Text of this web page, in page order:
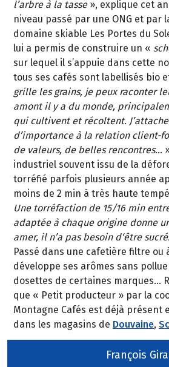
l’arbre à la tasse», explique cet
niveau passé par une ONG et par
domaine skiable Les Portes du
lui a permis de construire un «
sur lequel il s’appuie dans cette
tous ses cafés sont labellisés bio
grille les grains, je peux raconter
amont il y a du monde,
qui cultivent et récoltent.
d’importance à la relation client-
de valeurs, de belles rencontres…
industriel souvent issu de la
torréfié parfois plusieurs année
moins de 2 min à très haute
Une torréfaction de 15/16 min
adaptée à chaque origine donne
amer, il n’a pas besoin d‘être
Passé dans une cafetière filtre ou
développe ses arômes sans
dosettes de certaines marques…
que « Petit producteur » par la
Montagne Cafés est déjà présent
dans les magasins de Douvaine,
François